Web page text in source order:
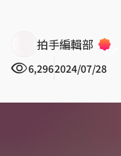
拍手編輯部
6,2962024/07/28